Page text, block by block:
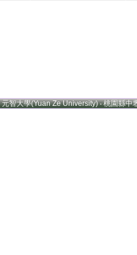
智大學(Yuan Ze University) ‧ 桃園縣中